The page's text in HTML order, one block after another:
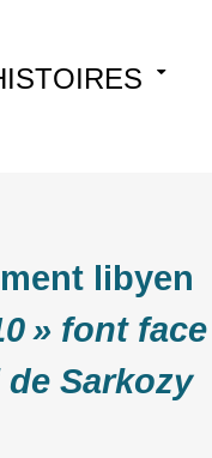
libyen
» font face
Sarkozy